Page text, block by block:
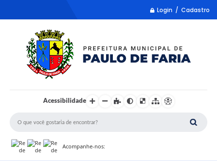
Login / Cadastro
Acessibilidade
Acompanhe-nos: